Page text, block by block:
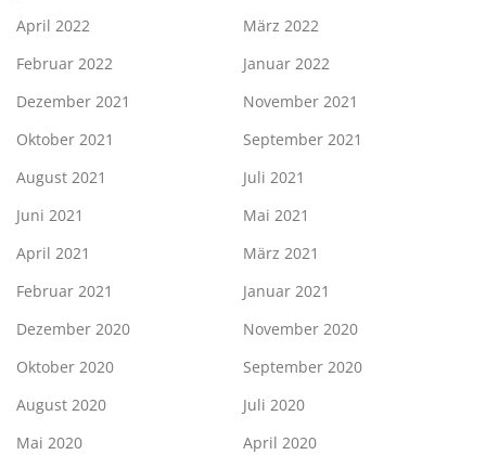
April 2022
März 2022
Februar 2022
Januar 2022
Dezember 2021
November 2021
Oktober 2021
September 2021
August 2021
Juli 2021
Juni 2021
Mai 2021
April 2021
März 2021
Februar 2021
Januar 2021
Dezember 2020
November 2020
Oktober 2020
September 2020
August 2020
Juli 2020
Mai 2020
April 2020